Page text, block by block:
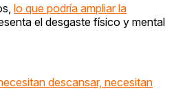
lo que podría ampliar la
el desgaste físico y mental
descansar, necesitan